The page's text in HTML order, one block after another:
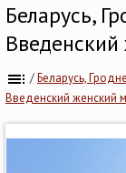
Беларусь,
/Беларусь,
Введенский женский